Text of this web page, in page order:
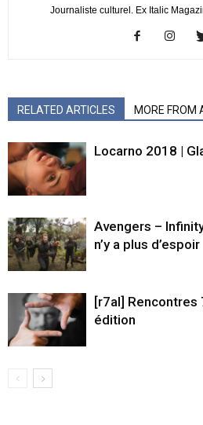
Journaliste culturel. Ex Italic
RELATED ARTICLES MORE FROM
Locarno 2018 |
Avengers –
n’y a plus d’espoir
[r7al] Rencontres
édition